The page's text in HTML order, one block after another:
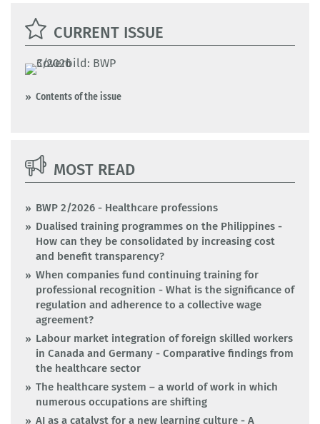
CURRENT ISSUE
Contents of the issue
MOST READ
BWP 2/2026 - Healthcare professions
Dualised training programmes on the Philippines -
How can they be consolidated by increasing cost
and benefit transparency?
When companies fund continuing training for
professional recognition - What is the significance of
regulation and adherence to a collective wage
agreement?
Labour market integration of foreign skilled workers
in Canada and Germany - Comparative findings from
the healthcare sector
The healthcare system – a world of work in which
numerous occupations are shifting
AI as a catalyst for a new learning culture - A